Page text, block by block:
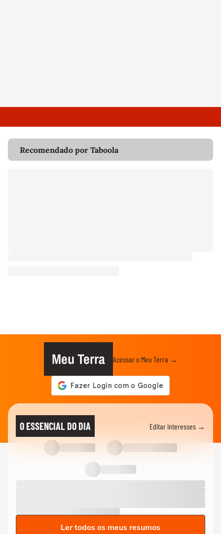
Recomendado por Taboola
Meu Terra Acessar o Meu Terra →
O ESSENCIAL DO DIA Editar interesses →
Ler todos os meus resumos